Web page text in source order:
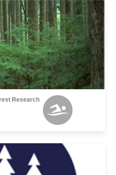
Research